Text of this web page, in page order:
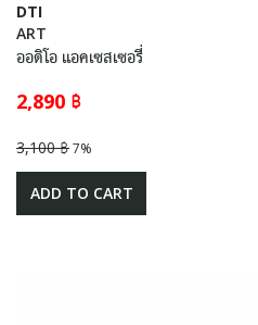
DTI
ART
ออดิโอ แอคเซสเซอรี่
2,890 ฿
3,100 ฿7%
ADD TO CART